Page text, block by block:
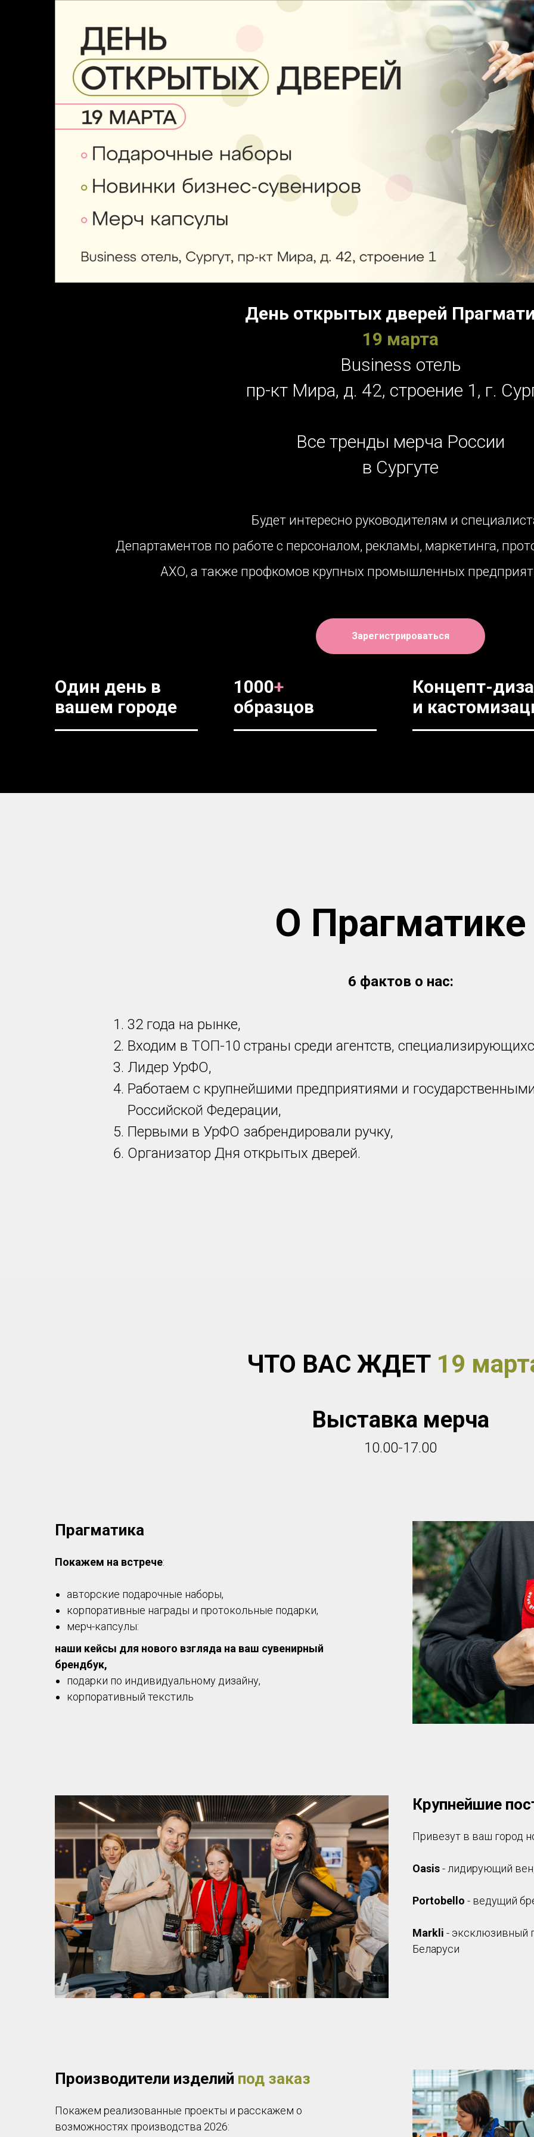
День открытых дверей
19 марта
Business отель
пр-кт Мира, д. 42, строение 1, г.
Все тренды мерча России
в Сургуте
Будет интересно руководителям и
Департаментов по работе с персоналом, рекламы, маркетинга,
АХО, а также профкомов крупных промышленных
Зарегистрироваться
Один день в
вашем городе
1000+
образцов
Концепт-
и
О Прагматике
6 фактов о нас:
32 года на рынке,
Входим в ТОП-10 страны среди агентств,
Лидер УрФО,
Работаем с крупнейшими предприятиями и
Российской Федерации,
Первыми в УрФО забрендировали ручку,
Организатор Дня открытых дверей.
ЧТО ВАС ЖДЕТ 19
Выставка мерча
10.00-17.00
Прагматика
Покажем на встрече:
авторские подарочные наборы,
корпоративные награды и протокольные подарки,
мерч-капсулы:
наши кейсы для нового взгляда на ваш сувенирный
брендбук,
подарки по индивидуальному дизайну,
корпоративный текстиль
Крупнейшие
Привезут в ваш город
Oasis- лидирующий
Portobello - ведущий
Markli - эксклюзивный
Беларуси
Производители изделий под заказ
Покажем реализованные проекты и расскажем о
возможностях производства 2026: